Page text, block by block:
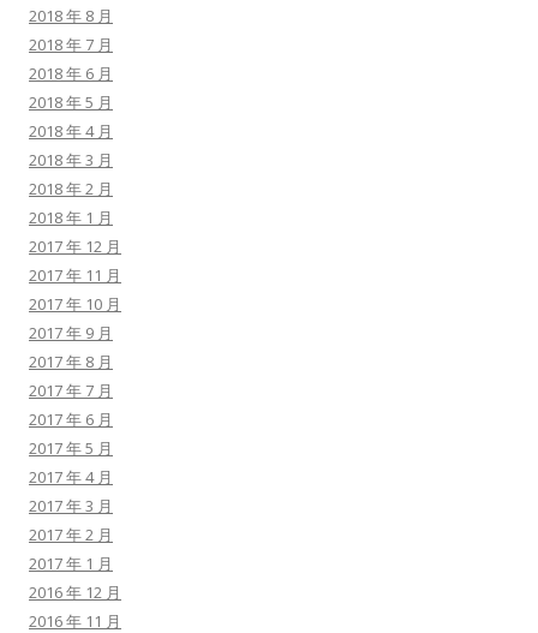
2018 年 8 月
2018 年 7 月
2018 年 6 月
2018 年 5 月
2018 年 4 月
2018 年 3 月
2018 年 2 月
2018 年 1 月
2017 年 12 月
2017 年 11 月
2017 年 10 月
2017 年 9 月
2017 年 8 月
2017 年 7 月
2017 年 6 月
2017 年 5 月
2017 年 4 月
2017 年 3 月
2017 年 2 月
2017 年 1 月
2016 年 12 月
2016 年 11 月